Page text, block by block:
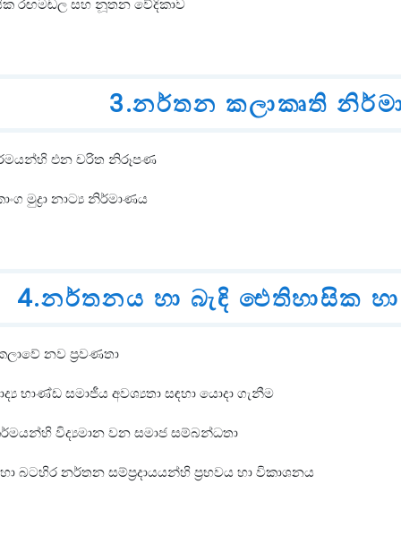
රඟමඬල සහ නූතන වේදිකාව
3.නර්තන කලාකෘති
එන චරිත නිරූපණ
මුද්‍රා නාට්‍ය නිර්මාණය
4.නර්තනය හා බැඳි ඓතිහාසික
නව ප්‍රවණතා
භාණ්ඩ සමාජීය අවශ්‍යතා සඳහා යොදා ගැනීම
විද්‍යමාන වන සමාජ සම්බන්ධතා
බටහිර නර්තන සම්ප්‍රදායයන්හි ප්‍රභවය හා විකාශනය